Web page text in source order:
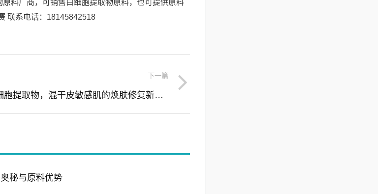
料厂商，可销售白细胞提取物原料，也可提供原料
联系电话：18145842518
下一篇
白细胞提取物，混干皮敏感肌的焕肤修复新选择
秘与原料优势